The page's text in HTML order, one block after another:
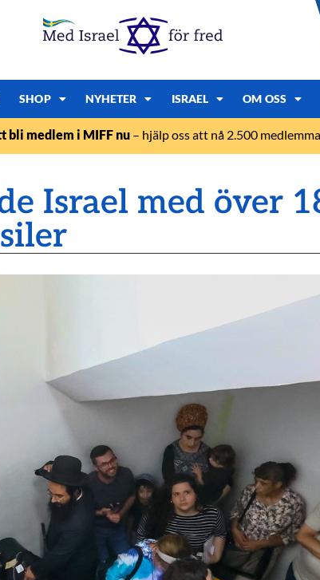
SHOP NYHETER ISRAEL OM OSS
bli medlem i MIFF nu– hjälp oss att nå 2.500
Israel med över